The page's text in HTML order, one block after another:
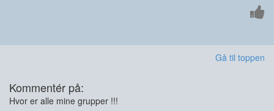
Gå til toppen
Kommentér på:
Hvor er alle mine grupper !!!